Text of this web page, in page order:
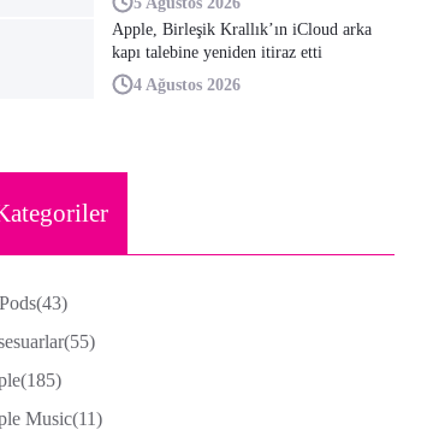
Apple, Birleşik Krallık’ın iCloud arka
kapı talebine yeniden itiraz etti
4 Ağustos 2026
(43)
(55)
(185)
Music(11)